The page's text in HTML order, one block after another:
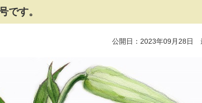
です。
公開日：2023年09月28日